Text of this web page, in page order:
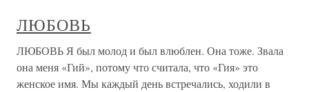
ЛЮБОВЬ
ЛЮБОВЬ Я был молод и был влюблен. Она тоже. Звала
она меня «Гий», потому что считала, что «Гия» это
женское имя. Мы каждый день встречались, ходили в